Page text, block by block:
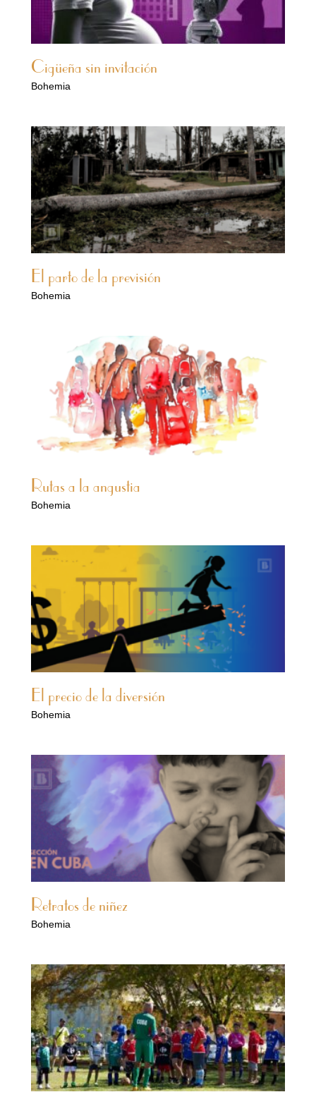
Cigüeña sin invitación
Bohemia
El parto de la previsión
Bohemia
Rutas a la angustia
Bohemia
El precio de la diversión
Bohemia
Retratos de niñez
Bohemia